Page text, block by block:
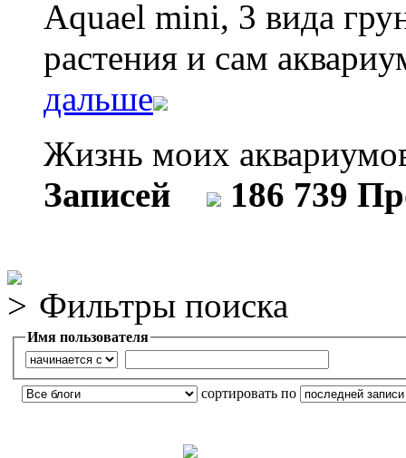
Aquael mini, 3 вида
растения и сам
дальше
Жизнь моих
Записей
186 739
Фильтры поиска
Имя пользователя
сортировать по